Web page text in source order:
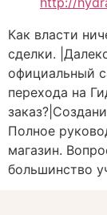
Как власти
сделки.
официальный
перехода на
Полное
магазин.
большинство